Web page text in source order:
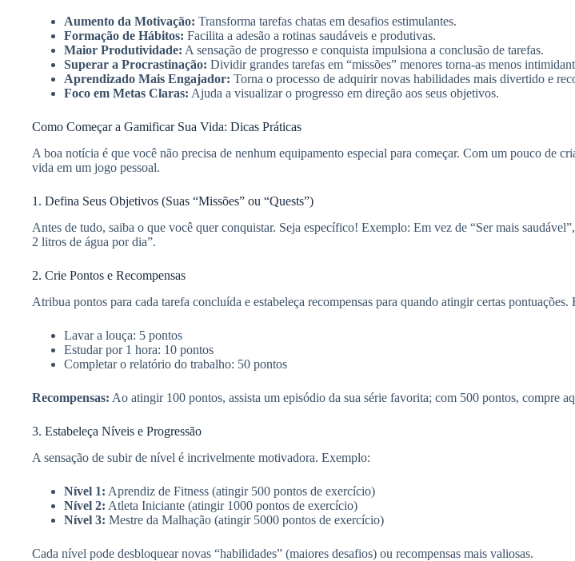
Aumento da Motivação: Transforma tarefas chatas em desafios estimulantes.
Formação de Hábitos: Facilita a adesão a rotinas saudáveis e produtivas.
Maior Produtividade: A sensação de progresso e conquista impulsiona a conclusão de tarefas.
Superar a Procrastinação: Dividir grandes tarefas em “missões” menores torna-as menos
Aprendizado Mais Engajador: Torna o processo de adquirir novas habilidades mais divertido e
Foco em Metas Claras: Ajuda a visualizar o progresso em direção aos seus objetivos.
Como Começar a Gamificar Sua Vida: Dicas Práticas
A boa notícia é que você não precisa de nenhum equipamento especial para começar. Com um pouco de
vida em um jogo pessoal.
1. Defina Seus Objetivos (Suas “Missões” ou “Quests”)
Antes de tudo, saiba o que você quer conquistar. Seja específico! Exemplo: Em vez de “Ser mais
2 litros de água por dia”.
2. Crie Pontos e Recompensas
Atribua pontos para cada tarefa concluída e estabeleça recompensas para quando atingir certas pontuações.
Lavar a louça: 5 pontos
Estudar por 1 hora: 10 pontos
Completar o relatório do trabalho: 50 pontos
Recompensas: Ao atingir 100 pontos, assista um episódio da sua série favorita; com 500 pontos, compre
3. Estabeleça Níveis e Progressão
A sensação de subir de nível é incrivelmente motivadora. Exemplo:
Nível 1: Aprendiz de Fitness (atingir 500 pontos de exercício)
Nível 2: Atleta Iniciante (atingir 1000 pontos de exercício)
Nível 3: Mestre da Malhação (atingir 5000 pontos de exercício)
Cada nível pode desbloquear novas “habilidades” (maiores desafios) ou recompensas mais valiosas.